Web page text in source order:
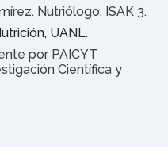
Nutriólogo. ISAK 3.
UANL.
por PAICYT
Científica y